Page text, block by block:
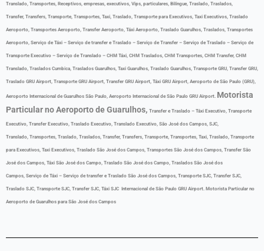
Translado, Transportes, Receptivos, empresas, executivos, Vips, particulares, Bilíngue Traslado, Traslados,
Transfer, Transfers, Transporte, Transportes, Taxi, Traslado, Transporte para Executivos, Taxi Executivos, Traslado
Aeroporto, Transportes Aeroporto, Transfer Aeroporto, Táxi Aeroporto, Traslado Guarulhos, Traslados, Transportes
Aeroporto, Serviço de Táxi – Serviço de transfer e Traslado – Serviço de Transfer – Serviço de Traslado – Serviço de
Transporte Executivo – Serviço de Translado – CHM Táxi, CHM Traslados, CHM Transportes, CHM Transfer, CHM
Translado, Traslados Cumbica, Traslados Guarulhos, Taxi Guarulhos, Traslado Guarulhos, Transporte GRU, Transfer GRU,
Traslado GRU Airport, Transporte GRU Airport, Transfer GRU Airport, Táxi GRU Airport, Aeroporto de São Paulo (GRU),
Aeroporto Internacional de Guarulhos São Paulo, Aeroporto Internacional de São Paulo GRU Airport. Motorista
Particular no Aeroporto de Guarulhos, Transfer e Traslado – Táxi Executivo, Transporte
Executivo, Transfer Executivo, Traslado Executivo, Translado Executivo, São José dos Campos, SJC,
Translado, Transportes, Traslado, Traslados, Transfer, Transfers, Transporte, Transportes, Taxi, Traslado, Transporte
para Executivos, Taxi Executivos, Traslado São José dos Campos, Transportes São José dos Campos, Transfer São
José dos Campos, Táxi São José dos Campo, Traslado São José dos Campo, Traslados São José dos
Campos, Serviço de Táxi – Serviço de transfer e Traslado São José dos Campos, Transporte SJC, Transfer SJC,
Traslado SJC, Transporte SJC, Transfer SJC, Táxi SJC Internacional de São Paulo GRU Airport. Motorista Particular no
Aeroporto de Guarulhos para São José dos Campos